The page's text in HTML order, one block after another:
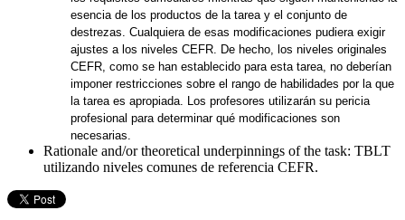
esencia de los productos de la tarea y el conjunto de
destrezas. Cualquiera de esas modificaciones pudiera exigir
ajustes a los niveles CEFR. De hecho, los niveles originales
CEFR, como se han establecido para esta tarea, no deberían
imponer restricciones sobre el rango de habilidades por la que
la tarea es apropiada. Los profesores utilizarán su pericia
profesional para determinar qué modificaciones son
necesarias.
Rationale and/or theoretical underpinnings of the task: TBLT
utilizando niveles comunes de referencia CEFR.